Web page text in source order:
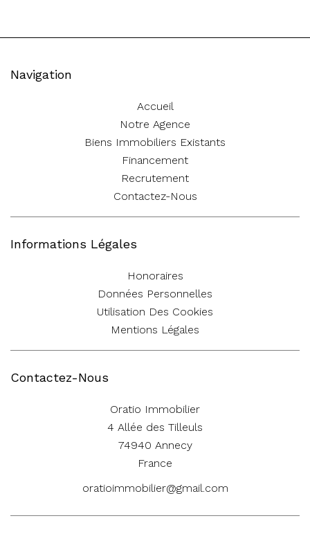
Navigation
Accueil
Notre Agence
Biens Immobiliers Existants
Financement
Recrutement
Contactez-Nous
Informations Légales
Honoraires
Données Personnelles
Utilisation Des Cookies
Mentions Légales
Contactez-Nous
Oratio Immobilier
4 Allée des Tilleuls
74940 Annecy
France
oratioimmobilier@gmail.com